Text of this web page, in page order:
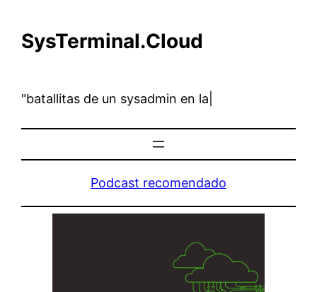
content
SysTerminal.Cloud
"batallitas de un sysadmin e|
Podcast recomendado